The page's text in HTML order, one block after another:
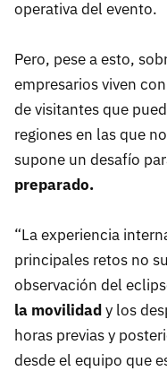
operativa del evento.
Pero, pese a esto,
empresarios viven
de visitantes que
regiones en las que
supone un desafío
preparado.
“La experiencia
principales retos no
observación del
la movilidady los
horas previas y
desde el equipo que